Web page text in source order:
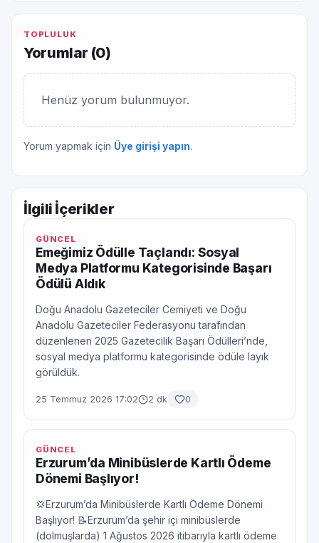
TOPLULUK
Yorumlar (0)
Henüz yorum bulunmuyor.
Yorum yapmak için Üye girişi yapın.
İlgili İçerikler
GÜNCEL
Emeğimiz Ödülle Taçlandı: Sosyal
Medya Platformu Kategorisinde Başarı
Ödülü Aldık
Doğu Anadolu Gazeteciler Cemiyeti ve Doğu
Anadolu Gazeteciler Federasyonu tarafından
düzenlenen 2025 Gazetecilik Başarı Ödülleri’nde,
sosyal medya platformu kategorisinde ödüle layık
görüldük.
25 Temmuz 2026 17:02 2 dk 0
GÜNCEL
Erzurum’da Minibüslerde Kartlı Ödeme
Dönemi Başlıyor!
💢Erzurum’da Minibüslerde Kartlı Ödeme Dönemi
Başlıyor! 📝Erzurum’da şehir içi minibüslerde
(dolmuşlarda) 1 Ağustos 2026 itibarıyla kartlı ödeme